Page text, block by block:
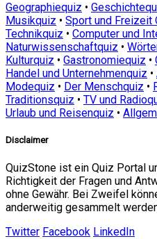
Geographiequiz •
Musikquiz • Sport und Freizeit
Technikquiz • Computer und
Naturwissenschaftquiz •
Kulturquiz • Gastronomiequiz •
Handel und Unternehmenquiz •
Modequiz • Der Menschquiz •
Traditionsquiz • TV und
Urlaub und Reisenquiz •
Disclaimer
QuizStone ist ein Quiz Portal
Richtigkeit der Fragen und
ohne Gewähr. Bei Zweifel
anderweitig gesammelt
Twitter Facebook LinkedIn